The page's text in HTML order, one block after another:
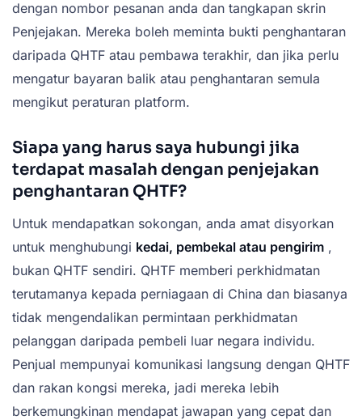
dengan nombor pesanan anda dan tangkapan skrin
Penjejakan. Mereka boleh meminta bukti penghantaran
daripada QHTF atau pembawa terakhir, dan jika perlu
mengatur bayaran balik atau penghantaran semula
mengikut peraturan platform.
Siapa yang harus saya hubungi jika
terdapat masalah dengan penjejakan
penghantaran QHTF?
Untuk mendapatkan sokongan, anda amat disyorkan
untuk menghubungi kedai, pembekal atau pengirim ,
bukan QHTF sendiri. QHTF memberi perkhidmatan
terutamanya kepada perniagaan di China dan biasanya
tidak mengendalikan permintaan perkhidmatan
pelanggan daripada pembeli luar negara individu.
Penjual mempunyai komunikasi langsung dengan QHTF
dan rakan kongsi mereka, jadi mereka lebih
berkemungkinan mendapat jawapan yang cepat dan